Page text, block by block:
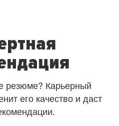
резюме? Карьерный
его качество и даст